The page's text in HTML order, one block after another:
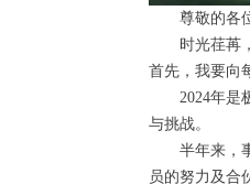
尊敬的各
时光荏苒
首先，我要向
2024年是
与挑战。‌
半年来，
员的努力及合